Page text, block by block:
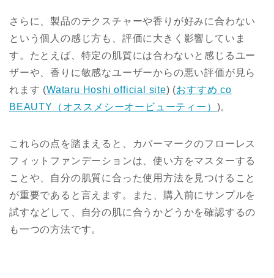
さらに、製品のテクスチャーや香りが好みに合わない
という個人の感じ方も、評価に大きく影響していま
す。たとえば、特定の肌質には合わないと感じるユー
ザーや、香りに敏感なユーザーからの悪い評価が見ら
れます​ (Wataru Hoshi official site) (おすすめ co
BEAUTY（オススメシーオービューティー） )​。
これらの点を踏まえると、カバーマークのフローレス
フィットファンデーションは、使い方をマスターする
ことや、自分の肌質に合った使用方法を見つけること
が重要であると言えます。また、購入前にサンプルを
試すなどして、自分の肌に合うかどうかを確認するの
も一つの方法です。